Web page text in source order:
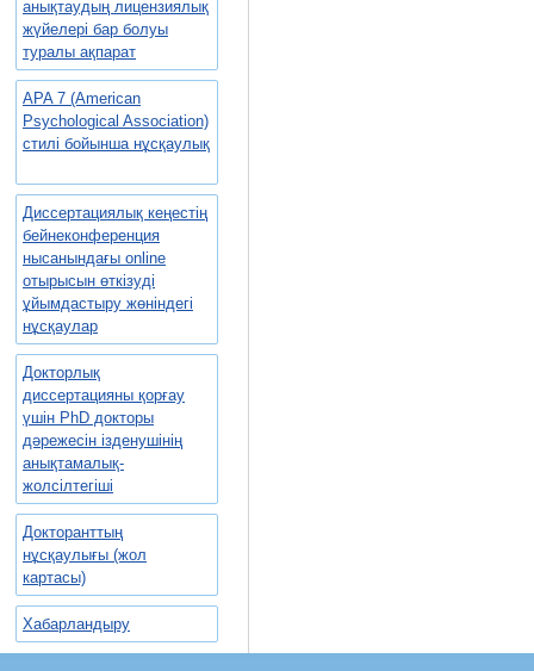
анықтаудың лицензиялық
жүйелері бар болуы
туралы ақпарат
APA 7 (American
Psychological Association)
стилі бойынша нұсқаулық
Диссертациялық кеңестің
бейнеконференция
нысанындағы online
отырысын өткізуді
ұйымдастыру жөніндегі
нұсқаулар
Докторлық
диссертацияны қорғау
үшін PhD докторы
дәрежесін ізденушінің
анықтамалық-
жолсілтегіші
Докторанттың
нұсқаулығы (жол
картасы)
Хабарландыру